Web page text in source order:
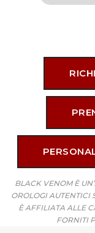
BLACK VENOM È
OROLOGI AUTENTICI
È AFFILIATA ALLE
FORNITI